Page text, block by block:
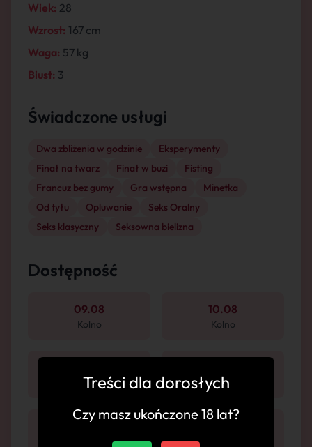
Wiek: 28
Wzrost: 167 cm
Waga: 57 kg
Biust: 3
Świadczone usługi
Dwa zbliżenia w godzinie
Eksperymenty
Finał na twarz
Finał w buzi
Fisting
Francuz bez gumy
Gra wstępna
Minetka
Od tyłu
Opluwanie
Seks Oralny
Seks klasyczny
Seksowna bielizna
Dostępność
09.08
Kolno
10.08
Kolno
Kolno Kolno
13.08
Treści dla dorosłych
Czy masz ukończone 18 lat?